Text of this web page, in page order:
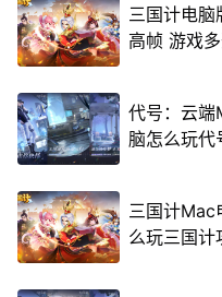
三国计电
高帧 游戏
代号：云端
脑怎么玩代
三国计Mac
么玩三国计